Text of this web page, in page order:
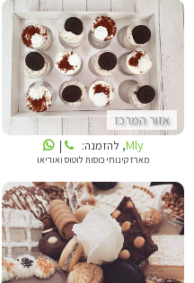
אזור המרכז
MLY
Mly, להזמנה: |
מארז קינוחי כוסות לוטוס ואוריאו
LIKUSH DREAM BAKERY